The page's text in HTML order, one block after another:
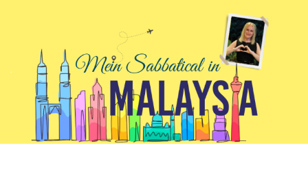
.